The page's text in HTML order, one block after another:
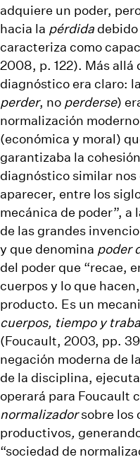
adquiere un poder,
hacia la pérdida debido
caracteriza como
2008, p. 122). Más allá
diagnóstico era claro:
perder, no perderse)
normalización
(económica y moral)
garantizaba la
diagnóstico similar
aparecer, entre los
mecánica de poder”, a
de las grandes
y que denomina poder
del poder que “recae,
cuerpos y lo que
producto. Es un
cuerpos, tiempo y
(Foucault, 2003, pp.
negación moderna de la
de la disciplina,
operará para Foucault
normalizadorsobre los
productivos,
“sociedad de